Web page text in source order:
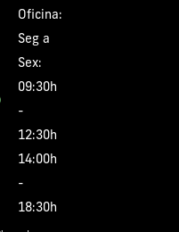
Oficina:
Seg a
Sex:
09:30h
-
12:30h
14:00h
-
18:30h